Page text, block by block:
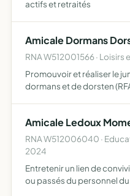
actifs et retraités
Amicale Dormans
RNA W512001566 · Loisirs
Promouvoir et réaliser le
dormans et de dorsten
villes…
Amicale Ledoux
RNA W512006040 ·
2024
Entretenir un lien de
ou passés du personnel